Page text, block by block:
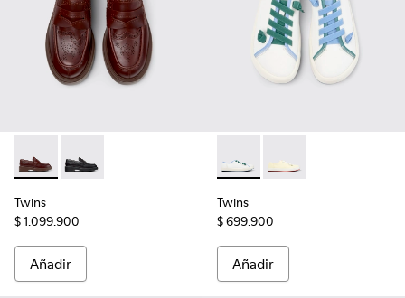
Twins - K201873-002 - Mocasines de piel marrones para
Twins - K201873-001 - Mocasines de piel negros
Twins
$ 1.099.900
Añadir
Twins - K201884-006 -
Twins - K201884-007
Twins
$ 699.900
Añadir